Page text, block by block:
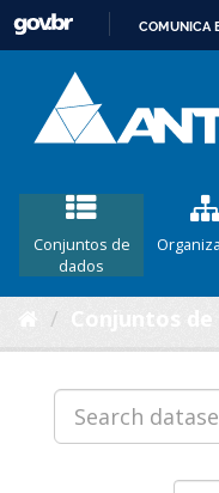
COMUNICA
Conjuntos de
dados